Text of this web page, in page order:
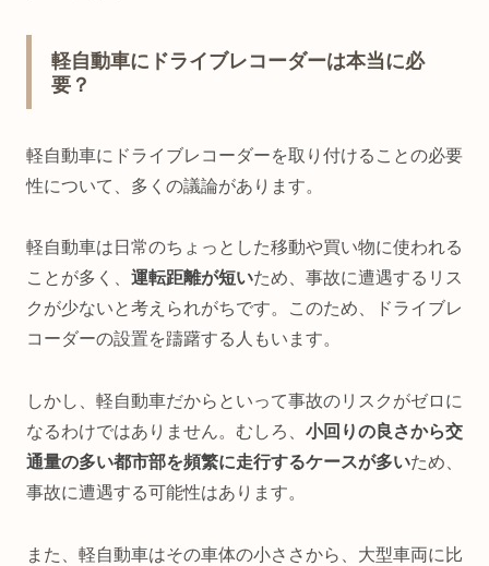
軽自動車にドライブレコーダーは本当に必
要？
軽自動車にドライブレコーダーを取り付けることの必要
性について、多くの議論があります。
軽自動車は日常のちょっとした移動や買い物に使われる
ことが多く、 運転距離が短いため、事故に遭遇するリス
クが少ないと考えられがちです。このため、ドライブレ
コーダーの設置を躊躇する人もいます。
しかし、軽自動車だからといって事故のリスクがゼロに
なるわけではありません。むしろ、 小回りの良さから交
通量の多い都市部を頻繁に走行するケースが多いため、
事故に遭遇する可能性はあります。
また、軽自動車はその車体の小ささから、大型車両に比